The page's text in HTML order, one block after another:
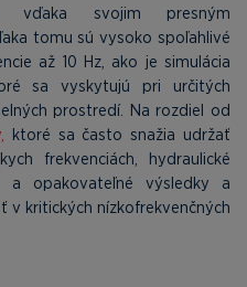
vďaka svojim presným
tomu sú vysoko spoľahlivé
až 10 Hz, ako je simulácia
sa vyskytujú pri určitých
prostredí. Na rozdiel od
ktoré sa často snažia udržať
frekvenciách, hydraulické
a opakovateľné výsledky a
v kritických nízkofrekvenčných